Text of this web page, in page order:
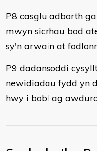
P8 casglu adborth
mwyn sicrhau bod
sy'n arwain at
P9 dadansoddi
newidiadau fydd yn
hwy i bobl ag